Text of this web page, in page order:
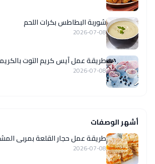
شوربة البطاطس بكرات اللحم
2026-07-08
طريقة عمل آيس كريم التوت
2026-07-08
أشهر الوصفات
طريقة عمل حجار القلعة بمربى
2026-07-08